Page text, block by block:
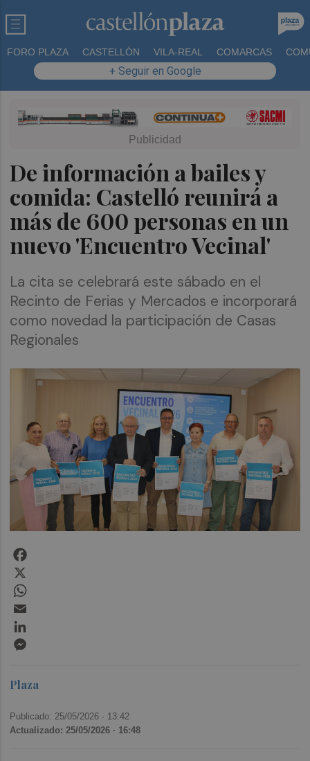
FORO PLAZA CASTELLÓN VILA-REAL COMARCAS
+ Seguir en Google
De información a bailes y
comida: Castelló reunirá a
más de 600 personas en un
nuevo 'Encuentro Vecinal'
La cita se celebrará este sábado en el
Recinto de Ferias y Mercados e incorporará
como novedad la participación de Casas
Regionales
Plaza
Publicado: 25/05/2026 · 13:42
Actualizado: 25/05/2026 · 16:48